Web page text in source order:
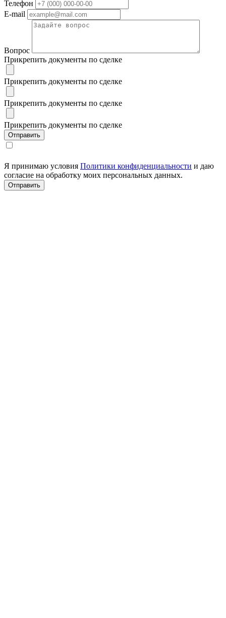
Телефон
E-mail
Вопрос
Прикрепить документы по сделке
Прикрепить документы по сделке
Прикрепить документы по сделке
Прикрепить документы по сделке
Я принимаю условия Политики конфиденциальности и даю
согласие на обработку моих персональных данных.